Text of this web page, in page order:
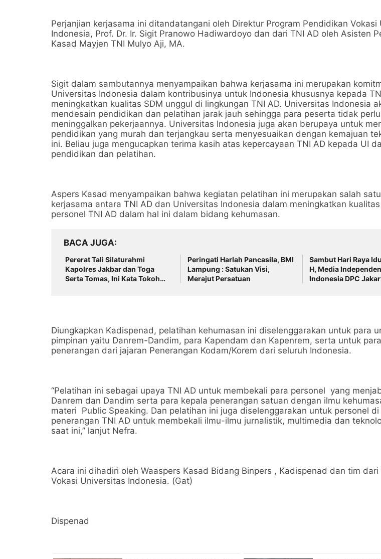
Perjanjian kerjasama ini ditandatangani oleh Direktur Program Pendidikan Vokasi
Indonesia, Prof. Dr. Ir. Sigit Pranowo Hadiwardoyo dan dari TNI AD oleh Asisten
Kasad Mayjen TNI Mulyo Aji, MA.
Sigit dalam sambutannya menyampaikan bahwa kerjasama ini merupakan
Universitas Indonesia dalam kontribusinya untuk Indonesia khususnya kepada
meningkatkan kualitas SDM unggul di lingkungan TNI AD. Universitas Indonesia
mendesain pendidikan dan pelatihan jarak jauh sehingga para peserta tidak perlu
meninggalkan pekerjaannya. Universitas Indonesia juga akan berupaya untuk
pendidikan yang murah dan terjangkau serta menyesuaikan dengan kemajuan
ini. Beliau juga mengucapkan terima kasih atas kepercayaan TNI AD kepada UI
pendidikan dan pelatihan.
Aspers Kasad menyampaikan bahwa kegiatan pelatihan ini merupakan salah
kerjasama antara TNI AD dan Universitas Indonesia dalam meningkatkan kualitas
personel TNI AD dalam hal ini dalam bidang kehumasan.
BACA JUGA
Pererat Tali Silaturahmi
Kapolres Jakbar dan Toga
Serta Tomas, Ini Kata Tokoh
Peringati Harlah Pancasila, BMI
Lampung : Satukan Visi,
Merajut Persatuan
Sambut Hari Raya
H, Media
Indonesia DPC
Diungkapkan Kadispenad, pelatihan kehumasan ini diselenggarakan untuk para
pimpinan yaitu Danrem-Dandim, para Kapendam dan Kapenrem, serta untuk
penerangan dari jajaran Penerangan Kodam/Korem dari seluruh Indonesia.
“Pelatihan ini sebagai upaya TNI AD untuk membekali para personel yang
Danrem dan Dandim serta para kepala penerangan satuan dengan ilmu
materi Public Speaking. Dan pelatihan ini juga diselenggarakan untuk personel di
penerangan TNI AD untuk membekali ilmu-ilmu jurnalistik, multimedia dan
saat ini,” lanjut Nefra.
Acara ini dihadiri oleh Waaspers Kasad Bidang Binpers , Kadispenad dan tim dari
Vokasi Universitas Indonesia. (Gat)
Dispenad